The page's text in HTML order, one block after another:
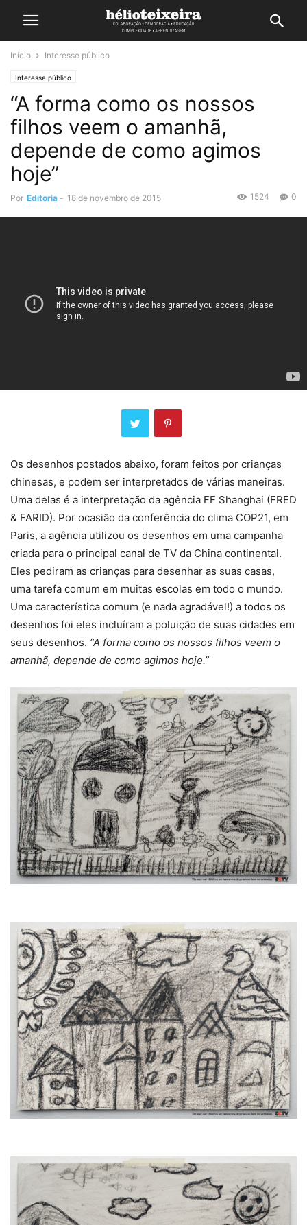
Início Interesse público
Interesse público
“A forma como os nossos
filhos veem o amanhã,
depende de como agimos
hoje”
Por Editoria - 18 de novembro de 2015 0
1524
Os desenhos postados abaixo, foram feitos por crianças
chinesas, e podem ser interpretados de várias maneiras.
Uma delas é a interpretação da agência FF Shanghai (FRED
& FARID). Por ocasião da conferência do clima COP21, em
Paris, a agência utilizou os desenhos em uma campanha
criada para o principal canal de TV da China continental.
Eles pediram as crianças para desenhar as suas casas,
uma tarefa comum em muitas escolas em todo o mundo.
Uma característica comum (e nada agradável!) a todos os
desenhos foi eles incluíram a poluição de suas cidades em
seus desenhos. “A forma como os nossos filhos veem o
amanhã, depende de como agimos hoje.”